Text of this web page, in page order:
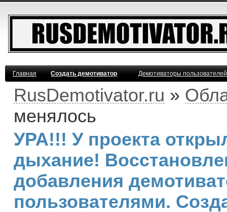
Главная Создать демотиватор Демотиваторы
RusDemotivator.ru »
менялось
УРА!!! У проекта
дыхание!
добавления
пользователями.